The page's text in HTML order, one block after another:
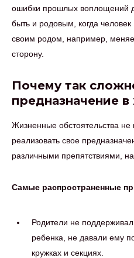
ошибки прошлых воплощений
быть и родовым, когда человек
своим родом, например,
сторону.
Почему так
предназначение
Жизненные обстоятельства не
реализовать свое
различными препятствиями,
Самые распространенные
Родители не
ребенка, не давали ему
кружках и секциях.